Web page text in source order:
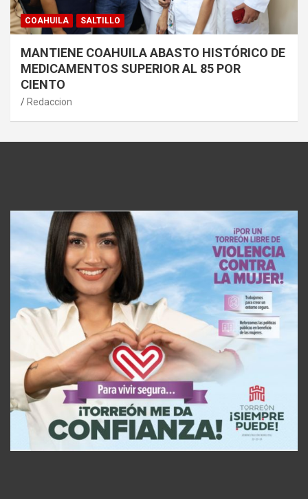
COAHUILA SALTILLO
MANTIENE COAHUILA ABASTO HISTÓRICO DE
MEDICAMENTOS SUPERIOR AL 85 POR
CIENTO
Redaccion